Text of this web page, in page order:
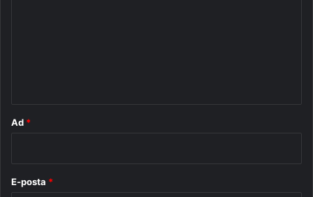
Ad *
E-posta *